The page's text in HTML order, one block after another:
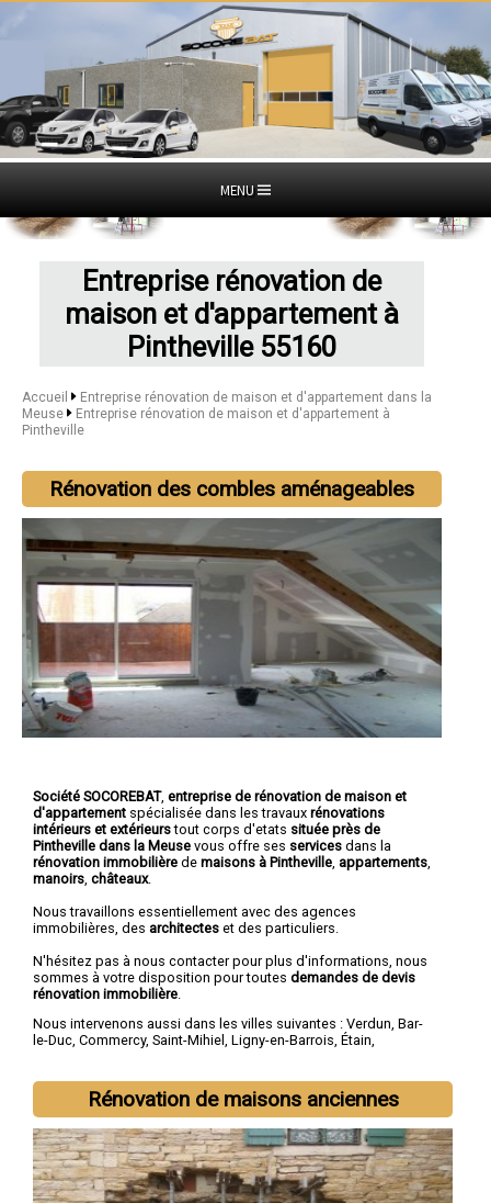
MENU
Entreprise rénovation de
maison et d'appartement à
Pintheville 55160
Accueil
Entreprise rénovation de maison et d'appartement dans la
Meuse
Entreprise rénovation de maison et d'appartement à
Pintheville
Rénovation des combles aménageables
Société SOCOREBAT, entreprise de rénovation de maison et
d'appartement spécialisée dans les travaux rénovations
intérieurs et extérieurstout corps d'etats située près de
Pintheville dans la Meuse vous offre ses services dans la
rénovation immobilière de maisons à Pintheville appartements
manoirs châteaux.
Nous travaillons essentiellement avec des agences
immobilières, des architectes et des particuliers.
N'hésitez pas à nous contacter pour plus d'informations, nous
sommes à votre disposition pour toutes demandes de devis
rénovation immobilière
Nous intervenons aussi dans les villes suivantes : Verdun, Bar-
le-Duc, Commercy, Saint-Mihiel , Ligny-en-Barrois, Étain,
Rénovation de maisons anciennes